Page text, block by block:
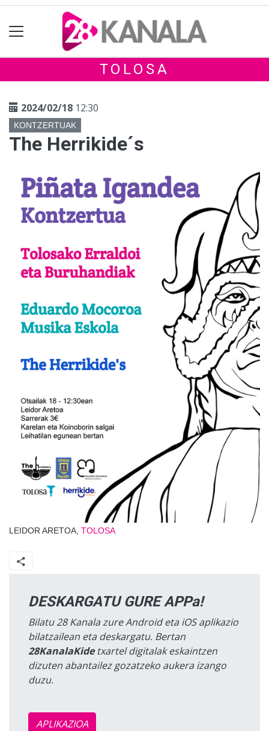
TOLOSA
2024/02/18 12:30
KONTZERTUAK
The Herrikide´s
LEIDOR ARETOA, TOLOSA
DESKARGATU GURE APPa!
Bilatu 28 Kanala zure Android eta iOS aplikazio
bilatzailean eta deskargatu. Bertan
28KanalaKidetxartel digitalak eskaintzen
dizuten abantailez gozatzeko aukera izango
duzu.
APLIKAZIOA